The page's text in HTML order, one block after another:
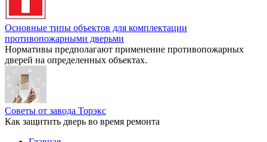
Основные типы объектов для комплектации
противопожарными дверьми
Нормативы предполагают применение противопожарных
дверей на определенных объектах.
Советы от завода Торэкс
Как защитить дверь во время ремонта